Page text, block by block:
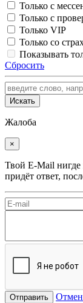
Только с
Только с
Только VIP
Только со
Показывать
Сбросить
Искать
Жалоба
×
Твой E-Mail нигде
придёт ответ,
Отправить